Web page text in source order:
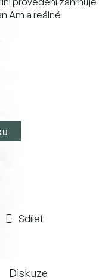
Am a reálné
Sdílet
Diskuze